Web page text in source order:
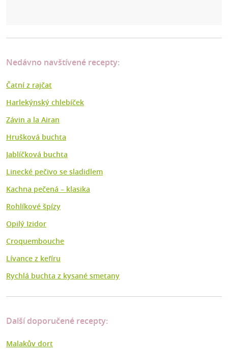
Nedávno navštívené recepty:
Čatní z rajčat
Harlekýnský chlebíček
Závin a la Airan
Hrušková buchta
Jablíčková buchta
Linecké pečivo se sladidlem
Kachna pečená – klasika
Rohlíkové špízy
Opilý Izidor
Croquembouche
Lívance z kefíru
Rychlá buchta z kysané smetany
Další doporučené recepty:
Malakův dort